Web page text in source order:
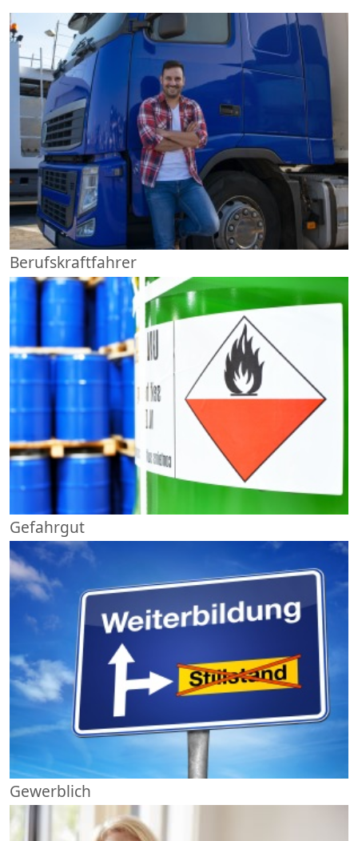
Berufskraftfahrer
Gefahrgut
Gewerblich